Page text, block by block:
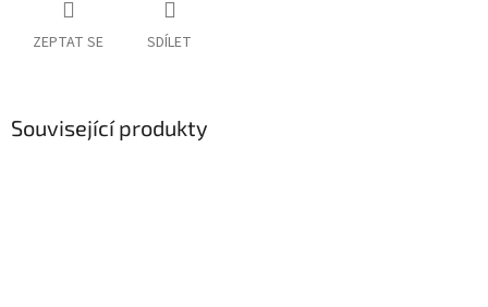
ZEPTAT SE SDÍLET
Související produkty